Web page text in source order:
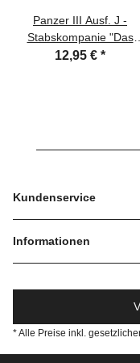
Panzer III Ausf. J -
Stabskompanie "Das
Reich", Fallingbostel
12,95 € *
Kundenservice
Informationen
* Alle Preise inkl.